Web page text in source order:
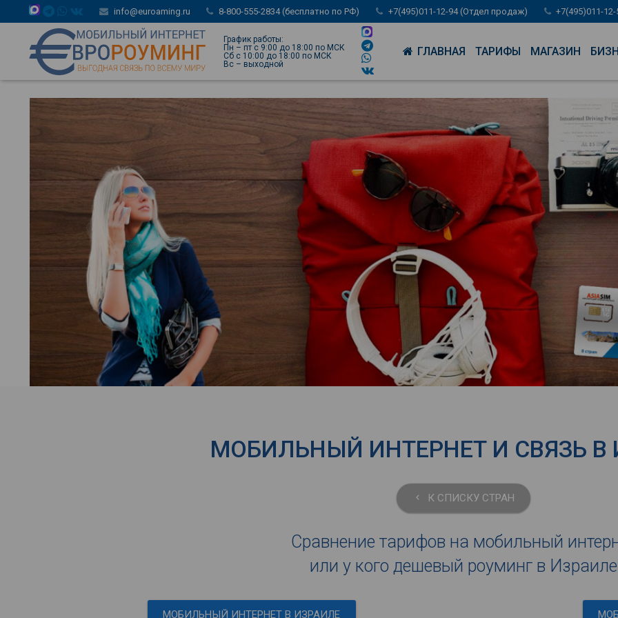
info@euroaming.ru 8-800-555-2834 (бесплатно по РФ) +7(495)011-12-94 (Отдел продаж) +7(495)011-
График работы:
Пн – пт с 9:00 до 18:00 по МСК
Сб с 10:00 до 18:00 по МСК
Вс – выходной
ГЛАВНАЯ ТАРИФЫ МАГАЗИН
МОБИЛЬНЫЙ ИНТЕРНЕТ И СВЯЗЬ В
keyboard_arrow_left К СПИСКУ СТРАН
Сравнение тарифов на мобильный
или у кого дешевый роуминг в Израиле
МОБИЛЬНЫЙ ИНТЕРНЕТ В ИЗРАИЛЕ